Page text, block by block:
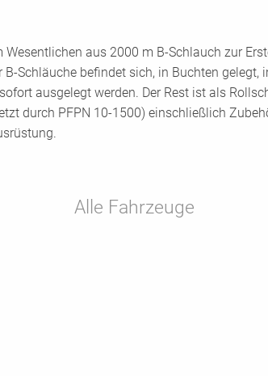
Wesentlichen aus 2000 m B-Schlauch zur
Schläuche befindet sich, in Buchten gelegt,
ausgelegt werden. Der Rest ist als
durch PFPN 10-1500) einschließlich
Alle Fahrzeuge